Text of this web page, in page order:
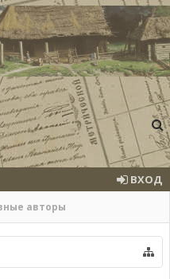
авторы
ВХОД